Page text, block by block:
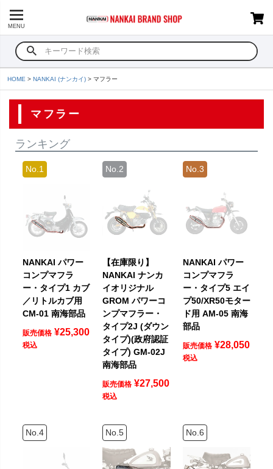
MENU
HOME NANKAI (ナンカイ) マフラー
マフラー
ランキング
NANKAI パワー
コンプマフラ
ー・タイプ1 カブ
／リトルカブ用
CM-01 南海部品
販売価格 ¥25,300
税込
【在庫限り】
NANKAI ナンカ
イオリジナル
GROM パワーコ
ンプマフラー・
タイプ2J (ダウン
タイプ)(政府認証
タイプ) GM-02J
南海部品
販売価格 ¥27,500
税込
NANKAI パワー
コンプマフラ
ー・タイプ5 エイ
プ50/XR50モター
ド用 AM-05 南海
部品
販売価格 ¥28,050
税込